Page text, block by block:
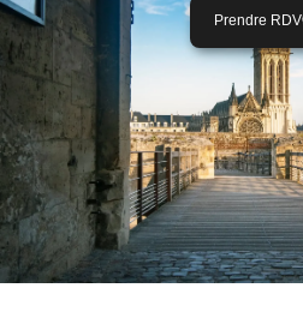
Prendre RDV